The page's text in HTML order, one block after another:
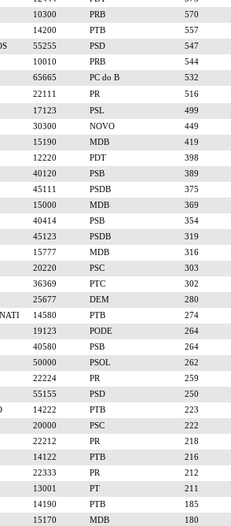
10300 PRB 570
14200 PTB 557
55255 PSD 547
10010 PRB 544
65665 PC do B 532
22111 PR 516
17123 PSL 499
30300 NOVO 449
15190 MDB 419
12220 PDT 398
40120 PSB 389
45111 PSDB 375
15000 MDB 369
40414 PSB 354
45123 PSDB 319
15777 MDB 316
20220 PSC 303
36369 PTC 302
25677 DEM 280
14580 PTB 274
19123 PODE 264
40580 PSB 264
50000 PSOL 262
22224 PR 259
55155 PSD 250
14222 PTB 223
20000 PSC 222
22212 PR 218
14122 PTB 216
22333 PR 212
13001 PT 211
14190 PTB 185
15170 MDB 180